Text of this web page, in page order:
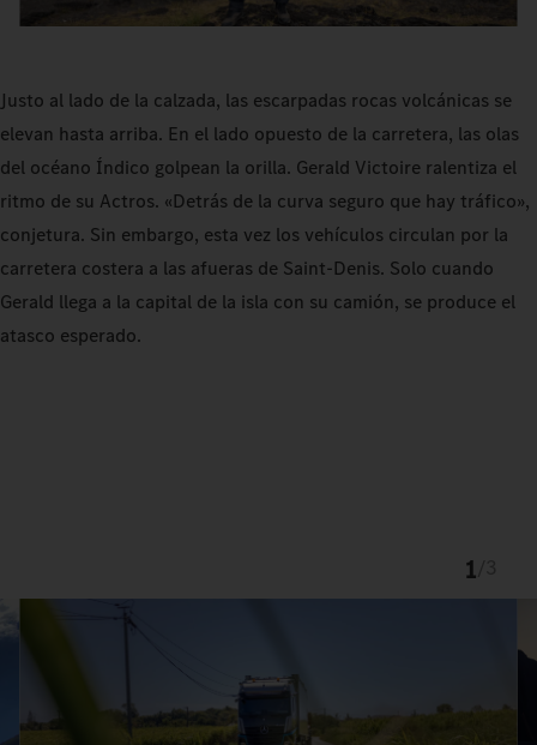
Justo al lado de la calzada, las escarpadas rocas volcánicas se
elevan hasta arriba. En el lado opuesto de la carretera, las olas
del océano Índico golpean la orilla. Gerald Victoire ralentiza el
ritmo de su Actros. «Detrás de la curva seguro que hay tráfico»,
conjetura. Sin embargo, esta vez los vehículos circulan por la
carretera costera a las afueras de Saint-Denis. Solo cuando
Gerald llega a la capital de la isla con su camión, se produce el
atasco esperado.
1